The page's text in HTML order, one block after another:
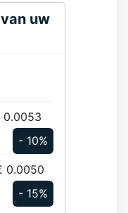
uw
0.0053
- 10%
0.0050
- 15%